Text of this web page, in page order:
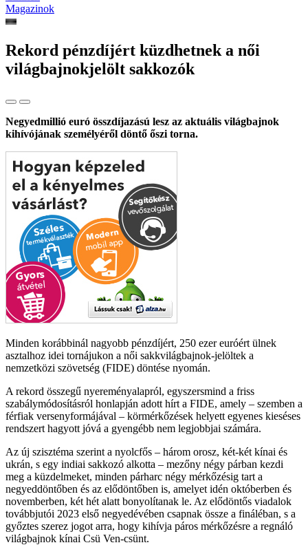
Magazinok
Rekord pénzdíjért küzdhetnek a női
világbajnokjelölt sakkozók
Negyedmillió euró összdíjazású lesz az aktuális világbajnok
kihívójának személyéről döntő őszi torna.
Minden korábbinál nagyobb pénzdíjért, 250 ezer euróért ülnek
asztalhoz idei tornájukon a női sakkvilágbajnok-jelöltek a
nemzetközi szövetség (FIDE) döntése nyomán.
A rekord összegű nyereményalapról, egyszersmind a friss
szabálymódosításról honlapján adott hírt a FIDE, amely – szemben a
férfiak versenyformájával – körmérkőzések helyett egyenes kieséses
rendszert hagyott jóvá a gyengébb nem legjobbjai számára.
Az új szisztéma szerint a nyolcfős – három orosz, két-két kínai és
ukrán, s egy indiai sakkozó alkotta – mezőny négy párban kezdi
meg a küzdelmeket, minden párharc négy mérkőzésig tart a
negyeddöntőben és az elődöntőben is, amelyet idén októberben és
novemberben, két hét alatt bonyolítanak le. Az elődöntős viadalok
továbbjutói 2023 első negyedévében csapnak össze a fináléban, s a
győztes szerez jogot arra, hogy kihívja páros mérkőzésre a regnáló
világbajnok kínai Csü Ven-csünt.